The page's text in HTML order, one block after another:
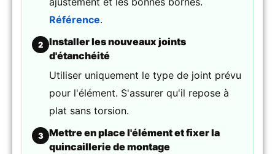
Référence.
2
Installer les nouveaux joints
d'étanchéité
Utiliser uniquement le type de joint prévu
pour l'élément. S'assurer qu'il repose à
plat sans torsion.
3 Mettre en place l'élément et fixer la
quincaillerie de montage